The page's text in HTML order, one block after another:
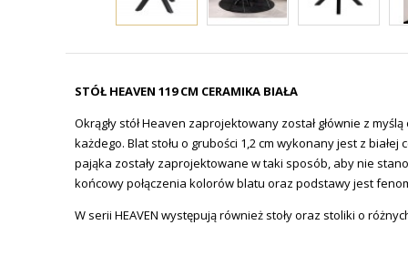
STÓŁ HEAVEN 119 CM CERAMIKA BIAŁA
Okrągły stół Heaven zaprojektowany został głównie z
każdego. Blat stołu o grubości 1,2 cm wykonany jest z
pająka zostały zaprojektowane w taki sposób, aby nie
końcowy połączenia kolorów blatu oraz podstawy jest
W serii HEAVEN występują również stoły oraz stoliki o